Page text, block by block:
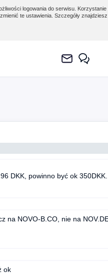
logowania do serwisu.
te ustawienia. Szczegóły
DKK, powinno być ok 350DKK.
na NOVO-B.CO, nie na
ok